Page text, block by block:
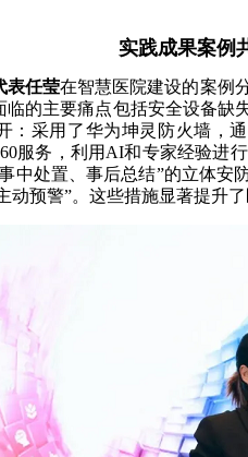
实践成果案例
表任莹在智慧医院建设的案例
临的主要痛点包括安全设备
：采用了华为坤灵防火墙，
服务，利用AI和专家经验进
中处置、事后总结”的立体
动预警”。这些措施显著提升